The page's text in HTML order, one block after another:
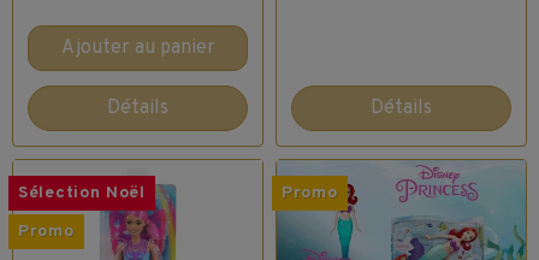
Ajouter au panier
Détails Détails
Sélection Noël
Promo
Promo